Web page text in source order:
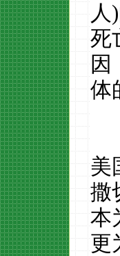
人
死
因
体
美
撒
本
更